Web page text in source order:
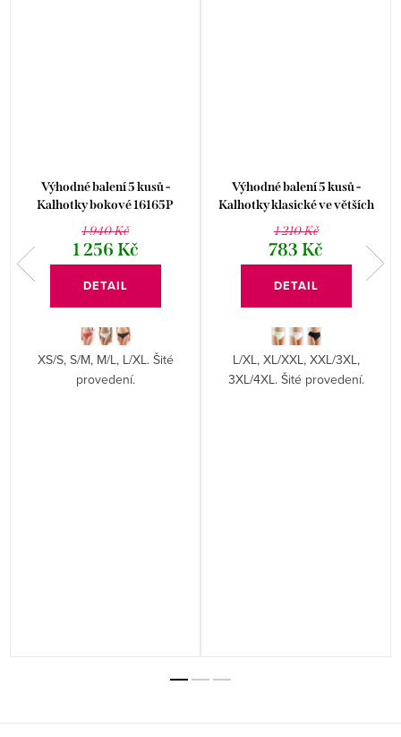
Výhodné balení 5 kusů -
Kalhotky bokové 16165P
1 940 Kč
1 256 Kč
DETAIL
XS/S, S/M, M/L, L/XL. Šité
provedení.
Výhodné balení 5 kusů -
Kalhotky klasické ve větších
velikostech 11089P
1 210 Kč
783 Kč
DETAIL
L/XL, XL/XXL, XXL/3XL,
3XL/4XL. Šité provedení.